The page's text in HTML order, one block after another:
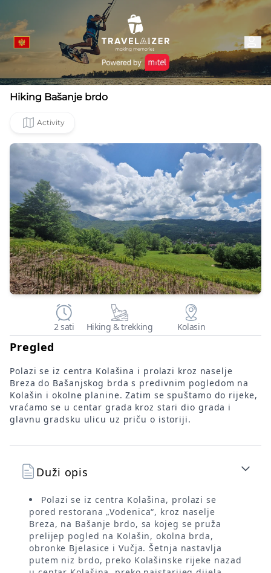
Hiking Bašanje brdo
Activity
2 sati Hiking & trekking Kolasin
Pregled
Polazi se iz centra Kolašina i prolazi kroz naselje
Breza do Bašanjskog brda s predivnim pogledom na
Kolašin i okolne planine. Zatim se spuštamo do rijeke,
vraćamo se u centar grada kroz stari dio grada i
glavnu gradsku ulicu uz priču o istoriji.
Duži opis
Polazi se iz centra Kolašina, prolazi se
pored restorana „Vodenica“, kroz naselje
Breza, na Bašanje brdo, sa kojeg se pruža
prelijep pogled na Kolašin, okolna brda,
obronke Bjelasice i Vučja. Šetnja nastavlja
putem niz brdo, preko Kolašinske rijeke nazad